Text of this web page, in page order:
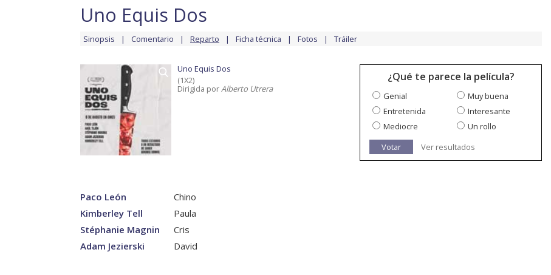
Uno Equis Dos
Sinopsis Comentario Reparto Ficha técnica Fotos Tráiler
Uno Equis Dos
(1X2)
Dirigida porAlberto Utrera
¿Qué te parece la película?
Genial
Muy buena
Entretenida
Interesante
Mediocre
Un rollo
Votar
Ver resultados
Paco León
Chino
Kimberley Tell
Paula
Stéphanie Magnin
Cris
Adam Jezierski
David